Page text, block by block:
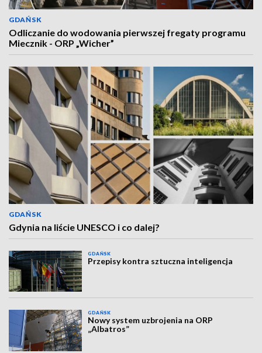
GDAŃSK
Odliczanie do wodowania pierwszej fregaty programu
Miecznik - ORP „Wicher”
GDAŃSK
Gdynia na liście UNESCO i co dalej?
GDAŃSK
Przepisy kontra sztuczna inteligencja
GDAŃSK
Nowy system uzbrojenia na ORP
„Albatros”